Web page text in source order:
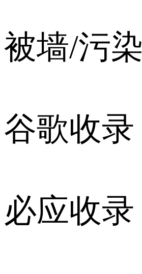
被墙/污染
谷歌收录
必应收录